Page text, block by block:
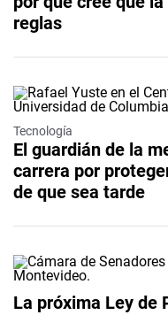
reglas
Tecnología
El guardián de la
carrera por
de que sea tarde
La próxima Ley de